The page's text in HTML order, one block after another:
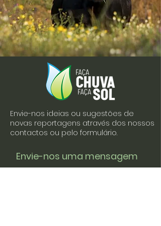
Envie-nos ideias ou sugestões de
novas reportagens através dos nossos
contactos ou pelo formulário.
Envie-nos uma mensagem